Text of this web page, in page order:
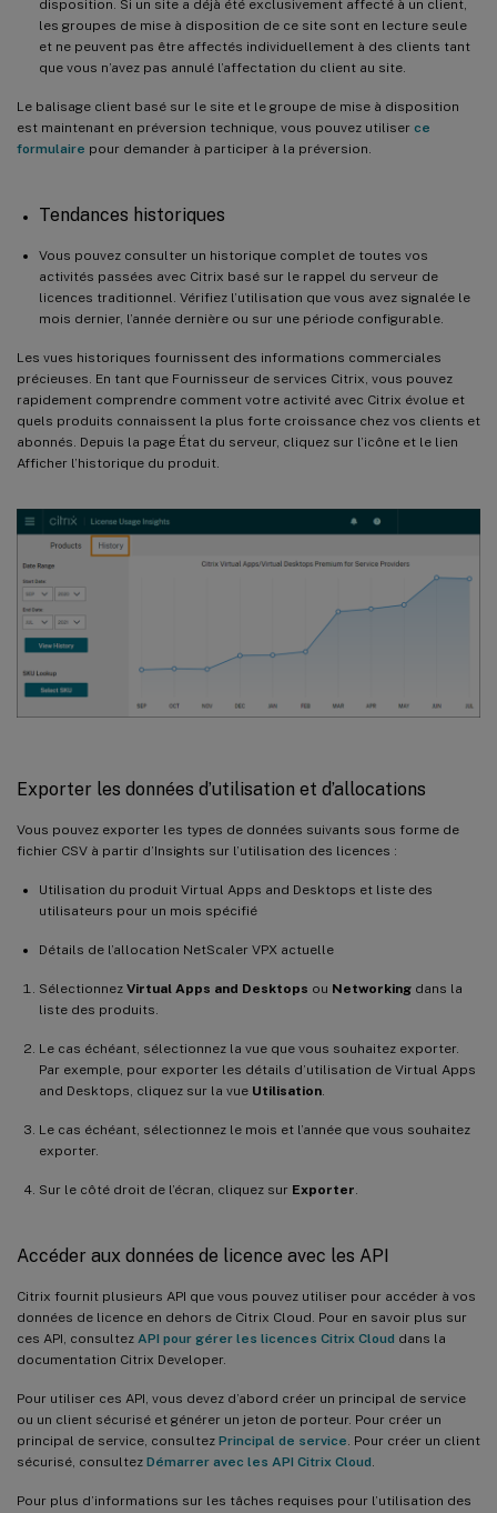
disposition. Si un site a déjà été exclusivement affecté à un client,
les groupes de mise à disposition de ce site sont en lecture seule
et ne peuvent pas être affectés individuellement à des clients tant
que vous n’avez pas annulé l’affectation du client au site.
Le balisage client basé sur le site et le groupe de mise à disposition
est maintenant en préversion technique, vous pouvez utiliser ce
formulaire pour demander à participer à la préversion.
Tendances historiques
Vous pouvez consulter un historique complet de toutes vos
activités passées avec Citrix basé sur le rappel du serveur de
licences traditionnel. Vérifiez l’utilisation que vous avez signalée le
mois dernier, l’année dernière ou sur une période configurable.
Les vues historiques fournissent des informations commerciales
précieuses. En tant que Fournisseur de services Citrix, vous pouvez
rapidement comprendre comment votre activité avec Citrix évolue et
quels produits connaissent la plus forte croissance chez vos clients et
abonnés. Depuis la page État du serveur, cliquez sur l’icône et le lien
Afficher l’historique du produit.
Exporter les données d’utilisation et d’allocations
Vous pouvez exporter les types de données suivants sous forme de
fichier CSV à partir d’Insights sur l’utilisation des licences :
Utilisation du produit Virtual Apps and Desktops et liste des
utilisateurs pour un mois spécifié
Détails de l’allocation NetScaler VPX actuelle
Sélectionnez Virtual Apps and Desktops ou Networking dans la
liste des produits.
Le cas échéant, sélectionnez la vue que vous souhaitez exporter.
Par exemple, pour exporter les détails d’utilisation de Virtual Apps
and Desktops, cliquez sur la vue Utilisation.
Le cas échéant, sélectionnez le mois et l’année que vous souhaitez
exporter.
Sur le côté droit de l’écran, cliquez sur Exporter.
Accéder aux données de licence avec les API
Citrix fournit plusieurs API que vous pouvez utiliser pour accéder à vos
données de licence en dehors de Citrix Cloud. Pour en savoir plus sur
ces API, consultez API pour gérer les licences Citrix Cloud dans la
documentation Citrix Developer.
Pour utiliser ces API, vous devez d’abord créer un principal de service
ou un client sécurisé et générer un jeton de porteur. Pour créer un
principal de service, consultez Principal de service. Pour créer un client
sécurisé, consultez Démarrer avec les API Citrix Cloud.
Pour plus d’informations sur les tâches requises pour l’utilisation des